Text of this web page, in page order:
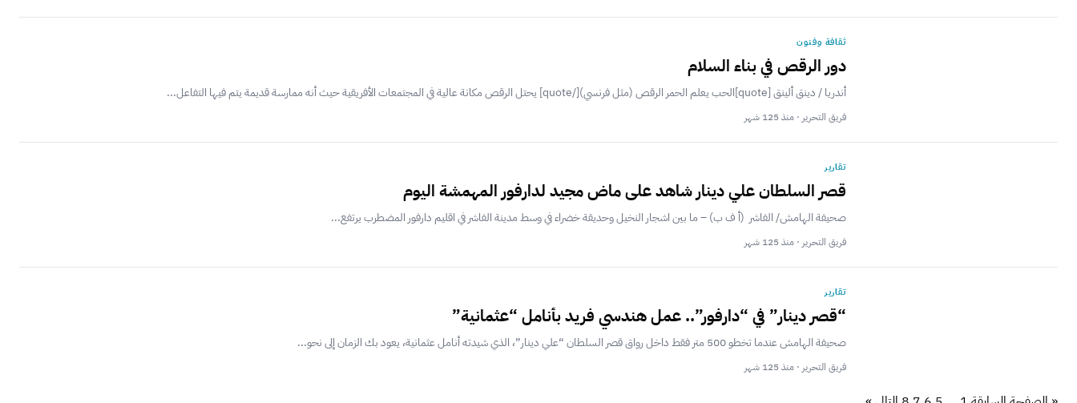
ثقافة وفنون
دور الرقص في بناء السلام
أندريا / دينق ألينق [quote]الحب يعلم الحمر الرقص (مثل فرنسي)[/quote] يحتل الرقص مكانة عالية في المجتمعات الأفريقية حيث أنه ممارسة قديمة يتم فيها التفاعل...
فريق التحرير · منذ 125 شهر
تقارير
قصر السلطان علي دينار شاهد على ماض مجيد لدارفور المهمشة اليوم
صحيفة الهامش/ الفاشر (أ ف ب) – ما بين اشجار النخيل وحديقة خضراء في وسط مدينة الفاشر في اقليم دارفور المضطرب يرتفع...
فريق التحرير · منذ 125 شهر
تقارير
“قصر دينار” في “دارفور”.. عمل هندسي فريد بأنامل “عثمانية”
صحيفة الهامش عندما تخطو 500 متر فقط داخل رواق قصر السلطان “علي دينار”، الذي شيدته أنامل عثمانية، يعود بك الزمان إلى نحو...
فريق التحرير · منذ 125 شهر